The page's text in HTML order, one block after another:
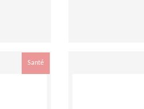
Santé